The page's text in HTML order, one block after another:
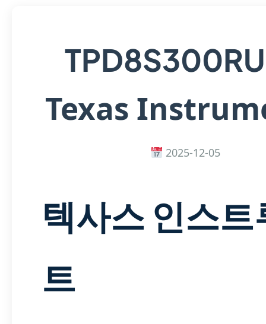
Texas
2025-12-05
텍사스 인스트
트